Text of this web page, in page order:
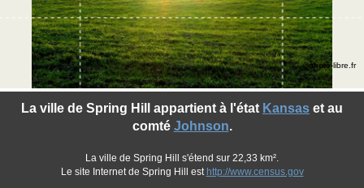
La ville de Spring Hill appartient à l'état Kansas et au
comté Johnson.
La ville de Spring Hill s'étend sur 22,33 km².
Le site Internet de Spring Hill est http://www.census.gov
©photo-libre.fr